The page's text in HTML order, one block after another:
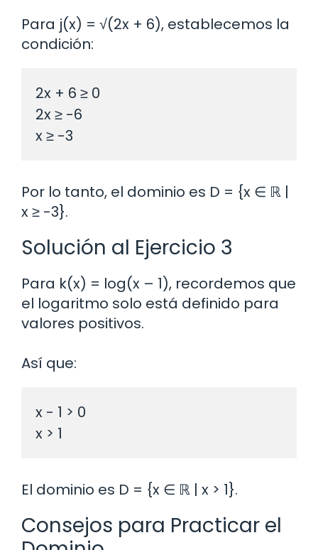
Para j(x) = √(2x + 6), establecemos la
condición:
2x + 6 ≥ 0
2x ≥ -6
Por lo tanto, el dominio es D = {x ∈ ℝ |
x ≥ -3}.
Solución al Ejercicio 3
Para k(x) = log(x – 1), recordemos que
el logaritmo solo está definido para
valores positivos.
Así que:
x - 1 > 0
El dominio es D = {x ∈ ℝ | x > 1}.
Consejos para Practicar el